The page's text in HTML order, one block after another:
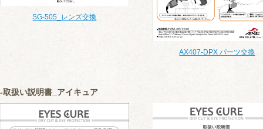
SG-505_レンズ交換
AX407-DPX パーツ交換
取扱い説明書_アイキュア